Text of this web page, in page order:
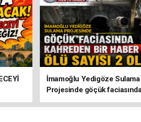
İmamoğlu Yedigöze Sulama
Projesinde göçük
bir haber daha... Ölü sayısı